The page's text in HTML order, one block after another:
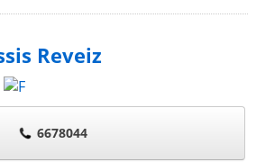
Reveiz
6678044